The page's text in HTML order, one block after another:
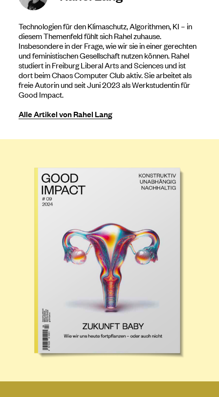
Technologien für den Klimaschutz, Algorithmen, KI – in
diesem Themenfeld fühlt sich Rahel zuhause.
Insbesondere in der Frage, wie wir sie in einer gerechten
und feministischen Gesellschaft nutzen können. Rahel
studiert in Freiburg Liberal Arts and Sciences und ist
dort beim Chaos Computer Club aktiv. Sie arbeitet als
freie Autorin und seit Juni 2023 als Werkstudentin für
Good Impact.
Alle Artikel von Rahel Lang